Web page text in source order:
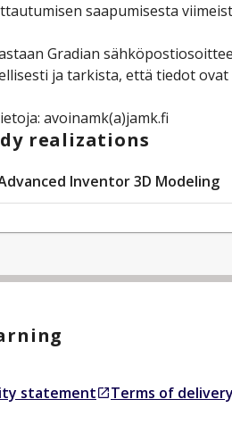
saapumisesta
Gradian
ja tarkista, että tiedot ovat
avoinamk(a)jamk.fi
realizations
Inventor 3D Modeling
statement
new tab Terms of delivery
Opens in a new